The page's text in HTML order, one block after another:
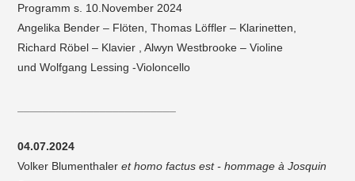
Programm s. 10.November 2024
Angelika Bender – Flöten, Thomas Löffler – Klarinetten,
Richard Röbel – Klavier , Alwyn Westbrooke – Violine
und Wolfgang Lessing -Violoncello
04.07.2024
Volker Blumenthaleret homo factus est - hommage à Josquin